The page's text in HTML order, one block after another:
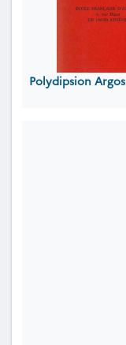
Polydipsion Argos